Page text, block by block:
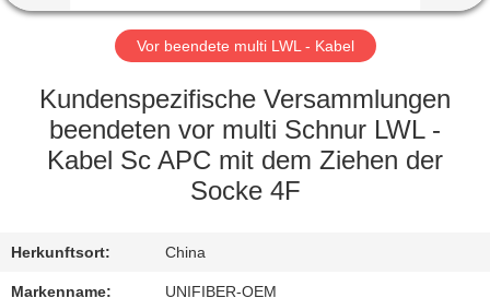
FABRIK-
AUSFLUG
QUALITÄTSKONTROLLE
MIT
Vor beendete multi LWL - Kabel
Kundenspezifische Versammlungen
beendeten vor multi Schnur LWL -
Kabel Sc APC mit dem Ziehen der
Socke 4F
Herkunftsort: China
Markenname: UNIFIBER-OEM